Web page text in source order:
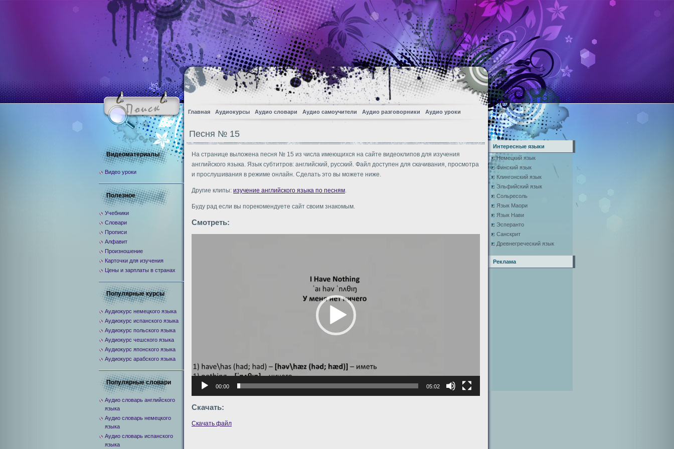
Главная Аудиокурсы Аудио словари Аудио самоучители Аудио разговорники Аудио уроки
Песня № 15
На странице выложена песня № 15 из числа имеющихся на сайте видеоклипов для изучения
английского языка. Язык субтитров: английский, русский. Файл доступен для скачивания, просмотра
и прослушивания в режиме онлайн. Сделать это вы можете ниже.
Другие клипы: изучение английского языка по песням.
Буду рад если вы порекомендуете сайт своим знакомым.
Смотреть:
00:00 05:02
Скачать:
Скачать файл
Видеоматериалы
Видео уроки
Полезное
Учебники
Словари
Прописи
Алфавит
Произношение
Карточки для изучения
Цены и зарплаты в странах
Популярные курсы
Аудиокурс немецкого языка
Аудиокурс испанского языка
Аудиокурс польского языка
Аудиокурс чешского языка
Аудиокурс японского языка
Аудиокурс арабского языка
Популярные словари
Аудио словарь английского
языка
Аудио словарь немецкого
языка
Аудио словарь испанского
языка
Интересные языки
Немецкий язык
Финский язык
Клингонский язык
Эльфийский язык
Сольресоль
Язык Маори
Язык Нави
Эсперанто
Санскрит
Древнегреческий язык
Реклама